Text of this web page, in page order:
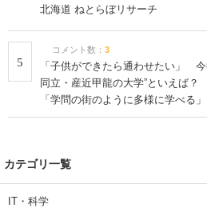
北海道 ねとらぼリサーチ
5
コメント数： 3
「子供ができたら通わせたい」
同立・産近甲龍の大学”といえば
「学問の街のように多様に学べる
| 大学 ねとらぼリサーチ
カテゴリ一覧
IT・科学